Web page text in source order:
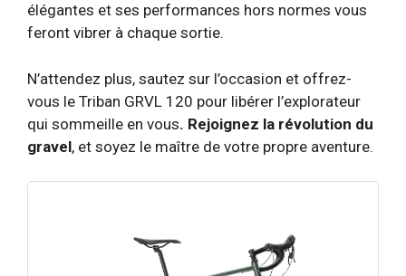
élégantes et ses performances hors normes vous
feront vibrer à chaque sortie.
N’attendez plus, sautez sur l’occasion et offrez-
vous le Triban GRVL 120 pour libérer l’explorateur
qui sommeille en vous. Rejoignez la révolution du
gravel, et soyez le maître de votre propre aventure.